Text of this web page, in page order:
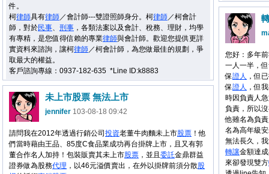
件。
柯律師具有律師／會計師---雙證照師身分。柯律師／柯會計
師，對於民事、 刑事 ，各類法案以及會計、稅務、理財，均學
有專精，是您值得信賴的專業律師與會計師。歡迎您提供更詳
實資料來諮詢，讓柯律師／柯會計師，為您做最佳的規劃，爭
取最大的權益。
客戶諮詢專線：0937-182-635 *Line ID:k8883
您好：多年
一人一半，
保證人 ，但
保證人 ，但
時因負責人
負責，所以
他雖名為負
名為高年級
無法長久，
轉讓金額達
來卻發現雙方
未上市股票 無法上市
jennifer 103-08-18 09:42
請問我在2012年透過行銷公司 投資老董牛肉麵未上市股票 ！他
們當時藉由王品、85度C食品業成功再台掛牌上市，且又有郭
董合作名人加持！包裝販賣其未上市股票 ，並且 委託金鼎群益
證券做為股務代理 ，以46元溢價賣出，在外以掛牌前須分散股